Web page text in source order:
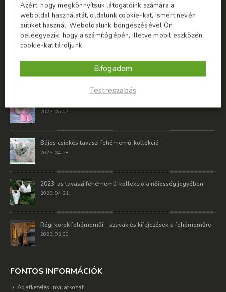
E-mail: info@bonatti.hu
ELÁLLÁSI NYILATKOZAT
Elállási szabályzat
ELÁLLÁSI NYILATKOZAT MINTA letöltése
LEGUTÓBBI BEJEGYZÉSEK
2023. 05 07.
Bájos csipkés tavaszi fehérnemű-kollekció
2023. 04 28.
2023-as tavaszi fehérnemű-kollekció a nőiesség jegyében
2023. 04 21.
Régi korok fehérneműi – szavak és kifejezések a fehérneműre
2023. 02 03.
FONTOS INFORMÁCIÓK
Adatkezelési nyilatkozat
Azért, hogy megkönnyítsük látogatóink számára a
weboldal használatát, oldalunk cookie-kat, ismert nevén
sütiket használ. Weboldalunk böngészésével Ön
beleegyezik, hogy a számítógépén, illetve mobil eszközén
cookie-kat tároljunk.
Testreszabás
Elfogadom